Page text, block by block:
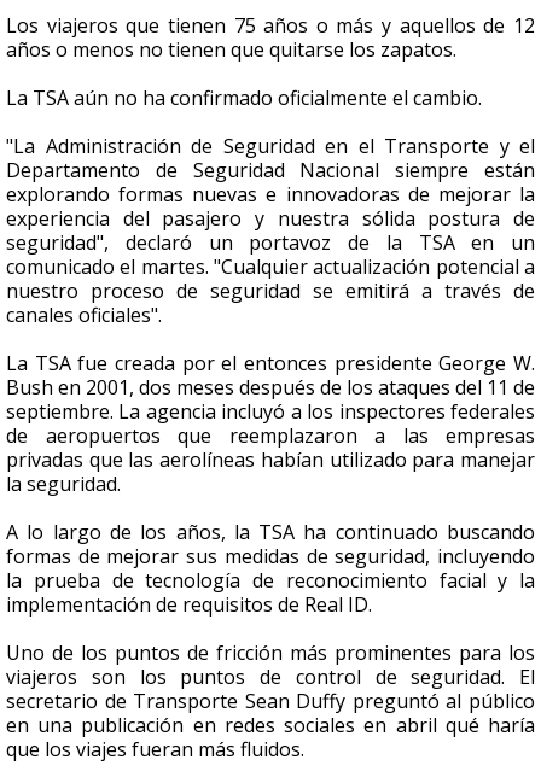
Los viajeros que tienen 75 años o más y aquellos de 12
años o menos no tienen que quitarse los zapatos.
La TSA aún no ha confirmado oficialmente el cambio.
"La Administración de Seguridad en el Transporte y el
Departamento de Seguridad Nacional siempre están
explorando formas nuevas e innovadoras de mejorar la
experiencia del pasajero y nuestra sólida postura de
seguridad", declaró un portavoz de la TSA en un
comunicado el martes. "Cualquier actualización potencial a
nuestro proceso de seguridad se emitirá a través de
canales oficiales".
La TSA fue creada por el entonces presidente George W.
Bush en 2001, dos meses después de los ataques del 11 de
septiembre. La agencia incluyó a los inspectores federales
de aeropuertos que reemplazaron a las empresas
privadas que las aerolíneas habían utilizado para manejar
la seguridad.
A lo largo de los años, la TSA ha continuado buscando
formas de mejorar sus medidas de seguridad, incluyendo
la prueba de tecnología de reconocimiento facial y la
implementación de requisitos de Real ID.
Uno de los puntos de fricción más prominentes para los
viajeros son los puntos de control de seguridad. El
secretario de Transporte Sean Duffy preguntó al público
en una publicación en redes sociales en abril qué haría
que los viajes fueran más fluidos.